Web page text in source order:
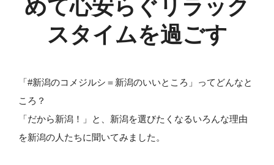
めて心安らぐリラック
スタイムを過ごす
「#新潟のコメジルシ＝新潟のいいところ」ってどんなと
ころ？
「だから新潟！」と、新潟を選びたくなるいろんな理由
を新潟の人たちに聞いてみました。